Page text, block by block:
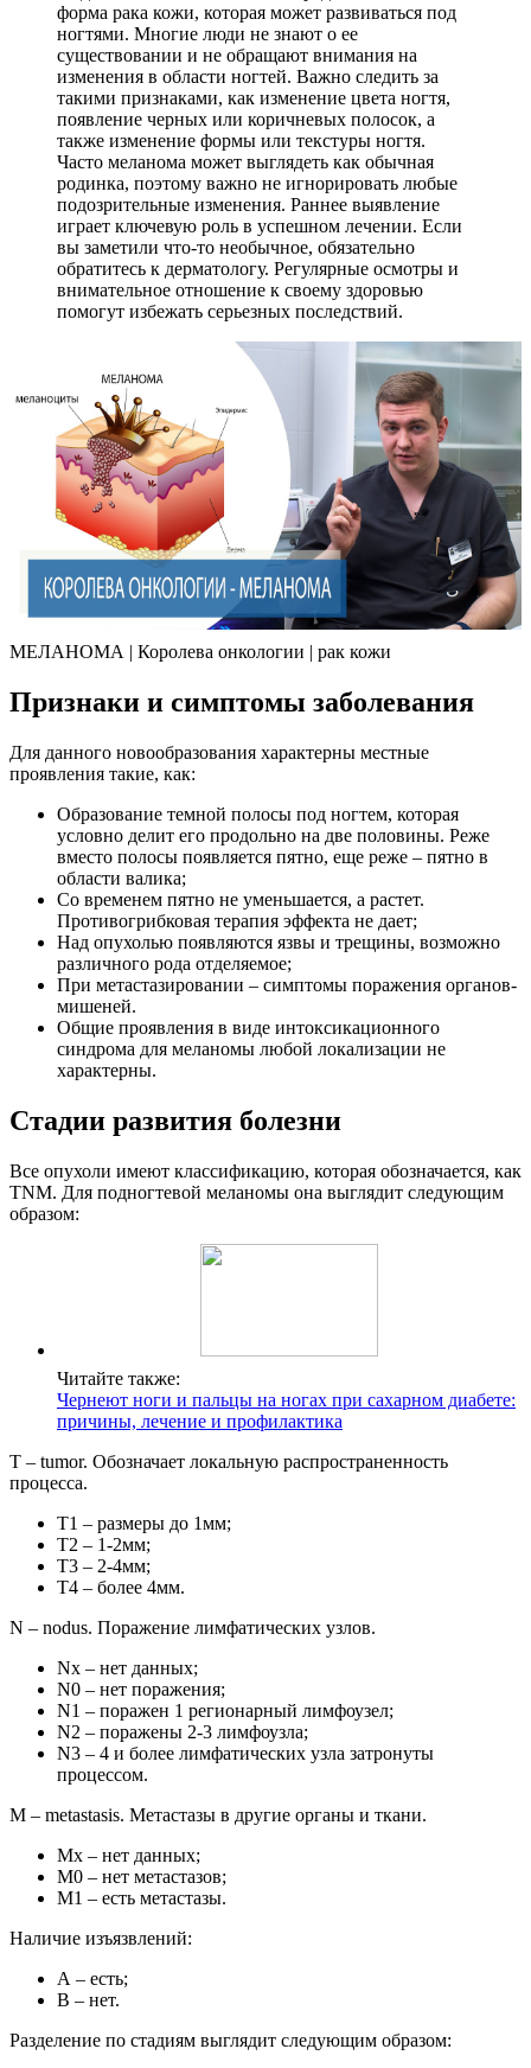
форма рака кожи, которая может развиваться под
ногтями. Многие люди не знают о ее
существовании и не обращают внимания на
изменения в области ногтей. Важно следить за
такими признаками, как изменение цвета ногтя,
появление черных или коричневых полосок, а
также изменение формы или текстуры ногтя.
Часто меланома может выглядеть как обычная
родинка, поэтому важно не игнорировать любые
подозрительные изменения. Раннее выявление
играет ключевую роль в успешном лечении. Если
вы заметили что-то необычное, обязательно
обратитесь к дерматологу. Регулярные осмотры и
внимательное отношение к своему здоровью
помогут избежать серьезных последствий.
МЕЛАНОМА | Королева онкологии | рак кожи
Признаки и симптомы заболевания
Для данного новообразования характерны местные
проявления такие, как:
Образование темной полосы под ногтем, которая
условно делит его продольно на две половины. Реже
вместо полосы появляется пятно, еще реже – пятно в
области валика;
Со временем пятно не уменьшается, а растет.
Противогрибковая терапия эффекта не дает;
Над опухолью появляются язвы и трещины, возможно
различного рода отделяемое;
При метастазировании – симптомы поражения органов-
мишеней.
Общие проявления в виде интоксикационного
синдрома для меланомы любой локализации не
характерны.
Стадии развития болезни
Все опухоли имеют классификацию, которая обозначается, как
TNM. Для подногтевой меланомы она выглядит следующим
образом:
Читайте также:
Чернеют ноги и пальцы на ногах при сахарном диабете:
причины, лечение и профилактика
T – tumor. Обозначает локальную распространенность
процесса.
Т1 – размеры до 1мм;
Т2 – 1-2мм;
Т3 – 2-4мм;
Т4 – более 4мм.
N – nodus. Поражение лимфатических узлов.
Nх – нет данных;
N0 – нет поражения;
N1 – поражен 1 регионарный лимфоузел;
N2 – поражены 2-3 лимфоузла;
N3 – 4 и более лимфатических узла затронуты
процессом.
М – metastasis. Метастазы в другие органы и ткани.
Мх – нет данных;
М0 – нет метастазов;
М1 – есть метастазы.
Наличие изъязвлений:
А – есть;
В – нет.
Разделение по стадиям выглядит следующим образом: